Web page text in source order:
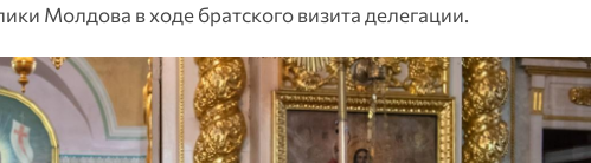
Молдова в ходе братского визита делегации.